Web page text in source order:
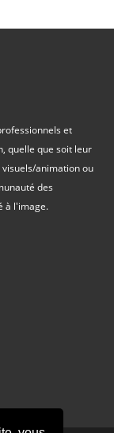
et
quelle que soit leur
animation ou
des
à l'image.